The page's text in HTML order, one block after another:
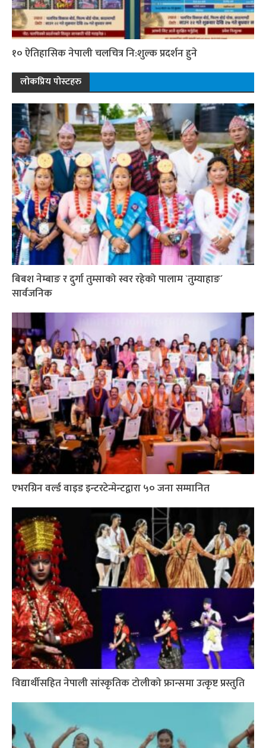
१० ऐतिहासिक नेपाली चलचित्र नि:शुल्क प्रदर्शन हुने
लोकप्रिय पोस्टहरु
बिबश नेम्बाङ र दुर्गा तुम्साको स्वर रहेको पालाम `तुम्याहाङ´
सार्वजनिक
एभरग्रिन वर्ल्ड वाइड इन्टरटेन्मेन्टद्वारा ५० जना सम्मानित
विद्यार्थीसहित नेपाली सांस्कृतिक टोलीको फ्रान्समा उत्कृष्ट प्रस्तुति